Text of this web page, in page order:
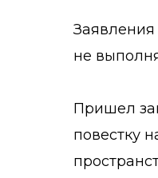
не
Пришел
повестку